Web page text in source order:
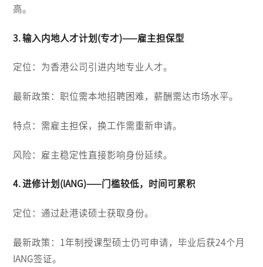
高。
3. 输入内地人才计划(专才)——雇主担保型
定位：为香港公司引进内地专业人才。
最新政策：职位需本地招聘困难，薪酬需达市场水平。
特点：需雇主担保，换工作需重新申请。
风险：雇主稳定性直接影响身份延续。
4. 进修计划(IANG)——门槛较低，时间可累积
定位：通过赴港读硕士获取身份。
最新政策：1年制授课型硕士仍可申请，毕业后获24个月
IANG签证。